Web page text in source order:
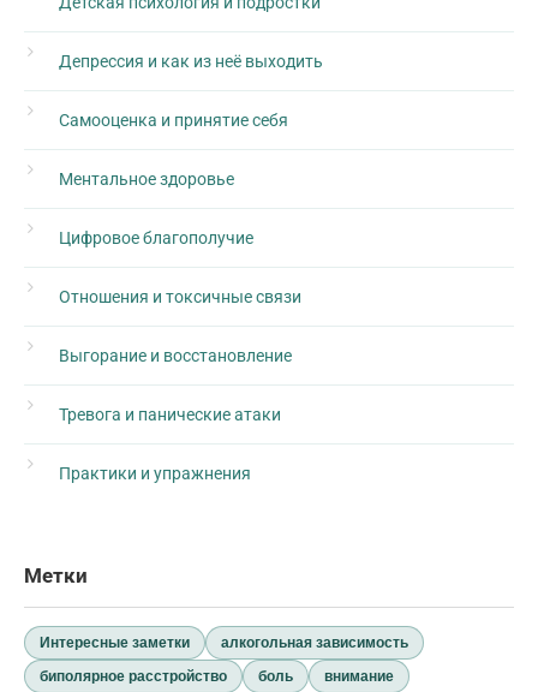
Депрессия и как из неё выходить
Самооценка и принятие себя
Ментальное здоровье
Цифровое благополучие
Отношения и токсичные связи
Выгорание и восстановление
Тревога и панические атаки
Практики и упражнения
Метки
Интересные заметки
алкогольная зависимость
биполярное расстройство
боль
внимание